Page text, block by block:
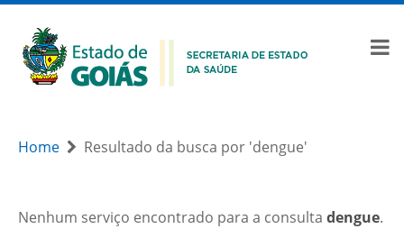
Home Resultado da busca por 'dengue'
Nenhum serviço encontrado para a consulta dengue.